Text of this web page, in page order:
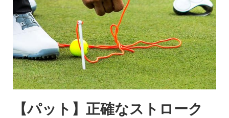
【パット】正確なストローク